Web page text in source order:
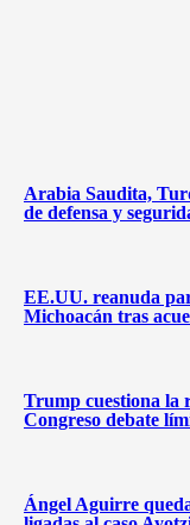
Arabia Saudita,
de defensa y
EE.UU. reanuda
Michoacán tras
Trump cuestiona la
Congreso debate
Ángel Aguirre